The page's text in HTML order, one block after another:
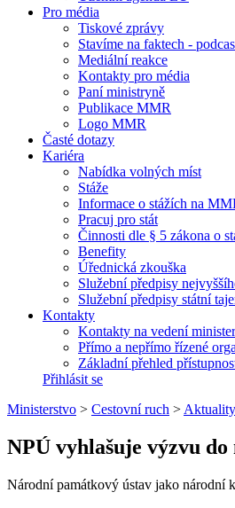
Pro média
Tiskové zprávy
Stavíme na faktech -
Mediální reakce
Kontakty pro média
Paní ministryně
Publikace MMR
Logo MMR
Časté dotazy
Kariéra
Nabídka volných míst
Stáže
Informace o stážích na
Pracuj pro stát
Činnosti dle § 5 zákona o
Benefity
Úřednická zkouška
Služební předpisy
Služební předpisy státní
Kontakty
Kontakty na vedení
Přímo a nepřímo řízené
Základní přehled
Přihlásit se
Ministerstvo > Cestovní ruch > Aktuality
NPÚ vyhlašuje výzvu
Národní památkový ústav jako národní